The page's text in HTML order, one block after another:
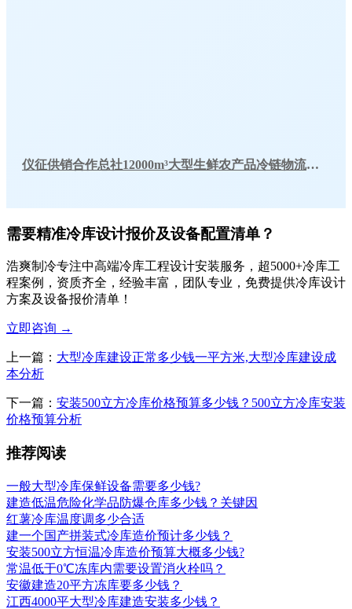
仪征供销合作总社12000m³大型生鲜农产品冷链物流冷库工程建造方案
需要精准冷库设计报价及设备配置清单？
浩爽制冷专注中高端冷库工程设计安装服务，超5000+冷库工
程案例，资质齐全，经验丰富，团队专业，免费提供冷库设计
方案及设备报价清单！
立即咨询 →
上一篇： 大型冷库建设正常多少钱一平方米,大型冷库建设成
本分析
下一篇： 安装500立方冷库价格预算多少钱？500立方冷库安装
价格预算分析
推荐阅读
一般大型冷库保鲜设备需要多少钱?
建造低温危险化学品防爆仓库多少钱？关键因
红薯冷库温度调多少合适
建一个国产拼装式冷库造价预计多少钱？
安装500立方恒温冷库造价预算大概多少钱?
常温低于0℃冻库内需要设置消火栓吗？
安徽建造20平方冻库要多少钱？
江西4000平大型冷库建造安装多少钱？